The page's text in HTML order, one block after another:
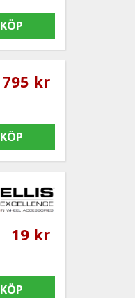
KÖP
795 kr
KÖP
19 kr
KÖP